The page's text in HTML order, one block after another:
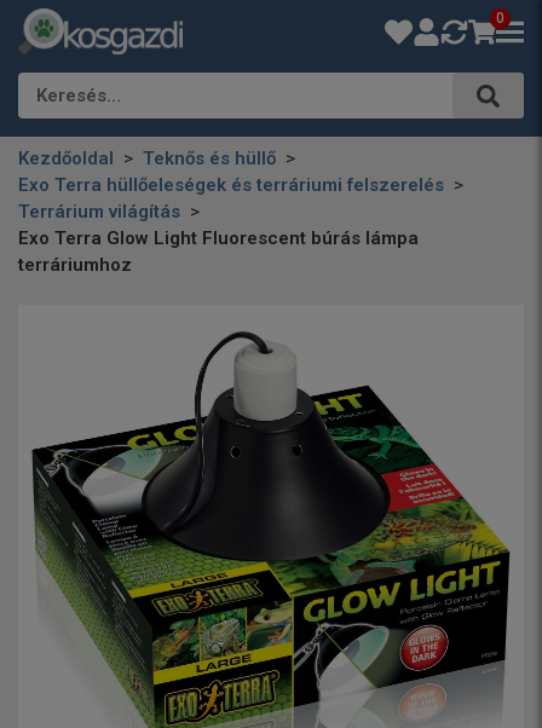
0
Keresés…
Kezdőoldal
Teknős és hüllő
Exo Terra hüllőeleségek és terráriumi felszerelés
Terrárium világítás
Exo Terra Glow Light Fluorescent búrás lámpa
terráriumhoz